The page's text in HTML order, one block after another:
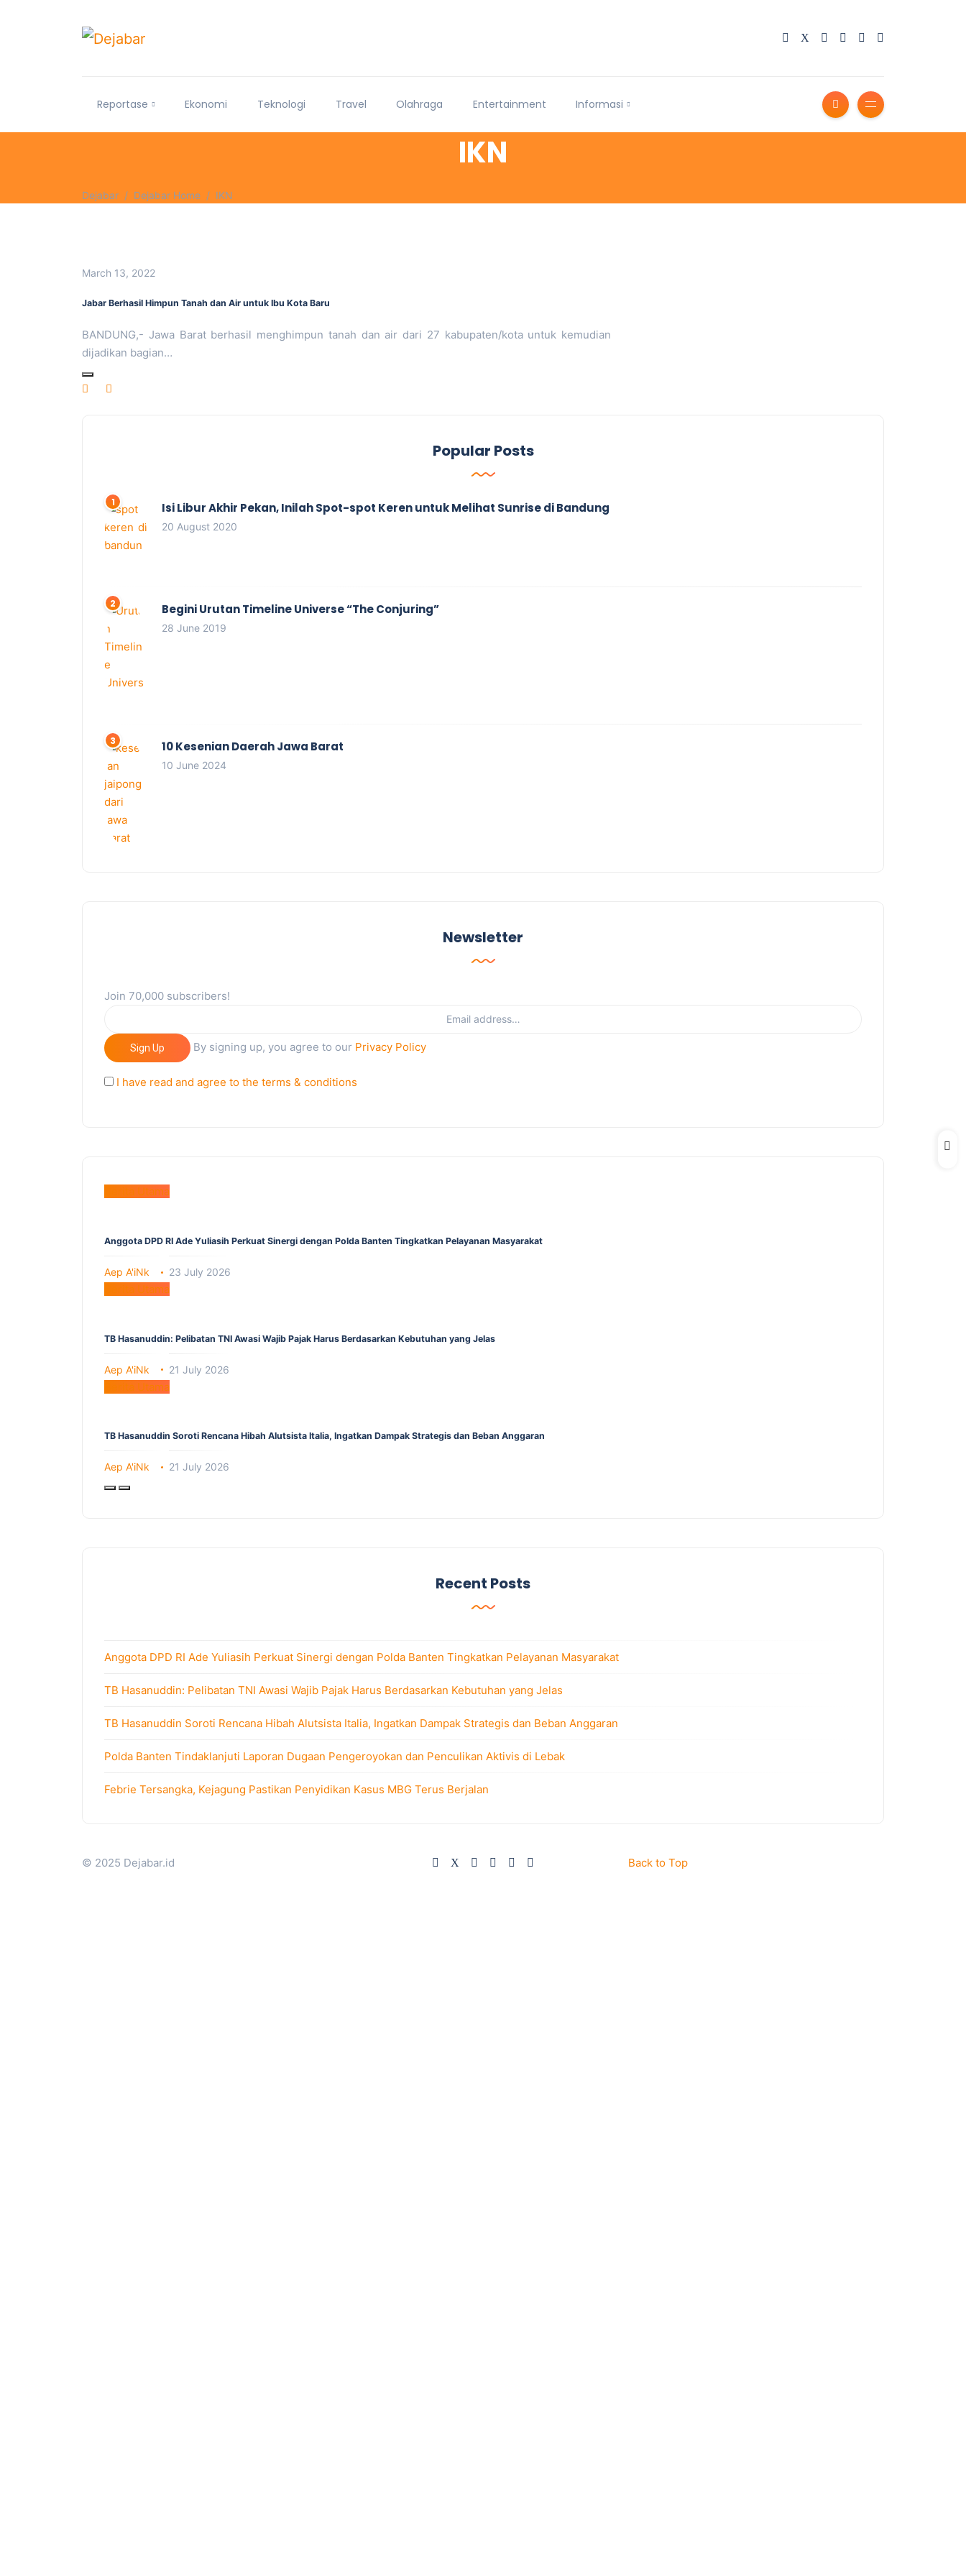
Reportase Ekonomi Teknologi Travel Olahraga Entertainment Informasi
IKN
Dejabar Dejabar Home IKN
March 13, 2022
Jabar Berhasil Himpun Tanah dan Air untuk Ibu Kota Baru
BANDUNG,- Jawa Barat berhasil menghimpun tanah dan air dari 27 kabupaten/kota untuk kemudian
dijadikan bagian…
Popular Posts
Isi Libur Akhir Pekan, Inilah Spot-spot Keren untuk Melihat Sunrise di Bandung
20 August 2020
Begini Urutan Timeline Universe “The Conjuring”
28 June 2019
10 Kesenian Daerah Jawa Barat
10 June 2024
Newsletter
Join 70,000 subscribers!
Sign Up By signing up, you agree to our Privacy Policy
I have read and agree to the terms & conditions
Berita Utama
Anggota DPD RI Ade Yuliasih Perkuat Sinergi dengan Polda Banten Tingkatkan Pelayanan Masyarakat
Aep A'iNk 23 July 2026
Berita Utama
TB Hasanuddin: Pelibatan TNI Awasi Wajib Pajak Harus Berdasarkan Kebutuhan yang Jelas
Aep A'iNk 21 July 2026
Berita Utama
TB Hasanuddin Soroti Rencana Hibah Alutsista Italia, Ingatkan Dampak Strategis dan Beban Anggaran
Aep A'iNk 21 July 2026
Recent Posts
Anggota DPD RI Ade Yuliasih Perkuat Sinergi dengan Polda Banten Tingkatkan Pelayanan Masyarakat
TB Hasanuddin: Pelibatan TNI Awasi Wajib Pajak Harus Berdasarkan Kebutuhan yang Jelas
TB Hasanuddin Soroti Rencana Hibah Alutsista Italia, Ingatkan Dampak Strategis dan Beban Anggaran
Polda Banten Tindaklanjuti Laporan Dugaan Pengeroyokan dan Penculikan Aktivis di Lebak
Febrie Tersangka, Kejagung Pastikan Penyidikan Kasus MBG Terus Berjalan
© 2025 Dejabar.id Back to Top